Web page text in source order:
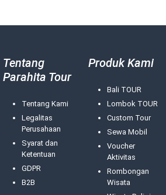
Tentang
Parahita Tour
Tentang Kami
Legalitas
Perusahaan
Syarat dan
Ketentuan
GDPR
B2B
Produk Kami
Bali TOUR
Lombok TOUR
Custom Tour
Sewa Mobil
Voucher
Aktivitas
Rombongan
Wisata